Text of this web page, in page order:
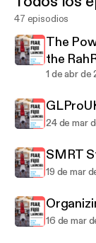
impacting lives
each week as
lessons
strategies, as
inspire you
47 episodios
The
the
1 de abr de
24 de mar
SMRT
19 de mar
16 de mar